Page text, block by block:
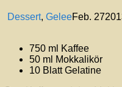
Dessert, GeleeFeb. 27
750 ml Kaffee
50 ml Mokkalikör
10 Blatt Gelatine